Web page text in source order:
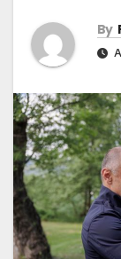
By